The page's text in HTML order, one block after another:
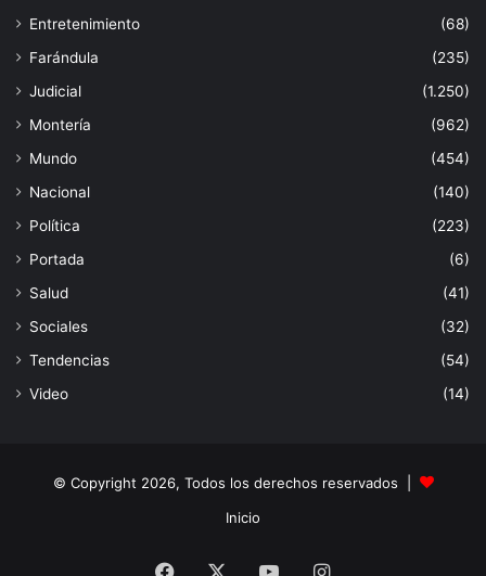
Entretenimiento
(68)
Farándula
(235)
Judicial
(1.250)
Montería
(962)
Mundo
(454)
Nacional
(140)
Política
(223)
Portada
(6)
Salud
(41)
Sociales
(32)
Tendencias
(54)
Video
(14)
© Copyright 2026, Todos los derechos reservados |
Inicio
Facebook YouTubeInstagram